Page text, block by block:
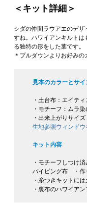
＜キット詳細＞
シダの仲間ラウアエのデ
すね。ハワイアンキルト
る独特の形をした葉です。
＊プルダウンよりお好みの
見本のカラーとサイ
・土台布：エイテ
・モチーフ：ムラ
・出来上がりサイ
生地参照ウィンドウ
キット内容
・モチーフしつけ
パイピング布 ・作
・糸つきキットに
・裏布のハワイア